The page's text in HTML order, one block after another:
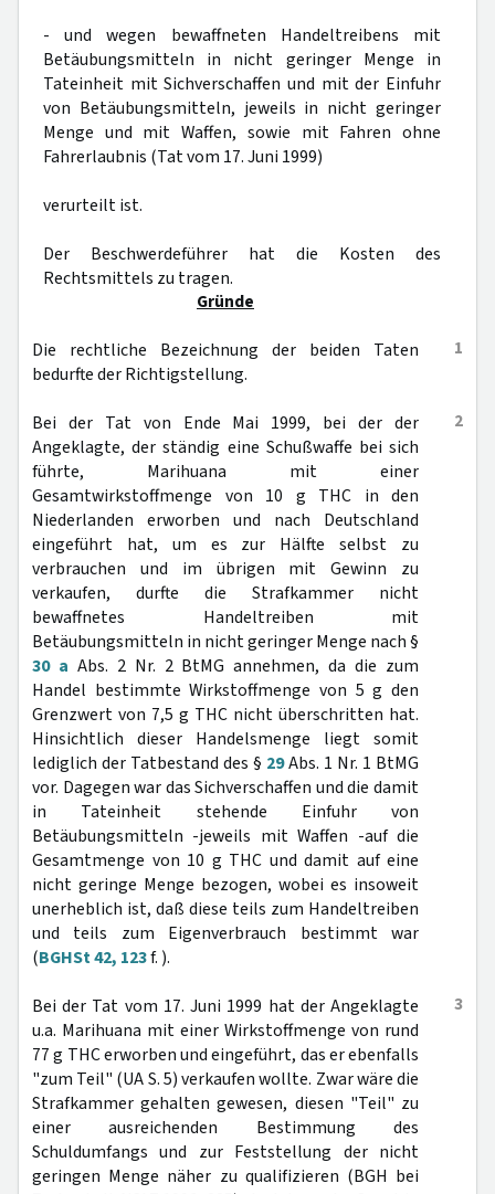
- und wegen bewaffneten Handeltreibens mit
Betäubungsmitteln in nicht geringer Menge in
Tateinheit mit Sichverschaffen und mit der Einfuhr
von Betäubungsmitteln, jeweils in nicht geringer
Menge und mit Waffen, sowie mit Fahren ohne
Fahrerlaubnis (Tat vom 17. Juni 1999)
verurteilt ist.
Der Beschwerdeführer hat die Kosten des
Rechtsmittels zu tragen.
Gründe
1
Die rechtliche Bezeichnung der beiden Taten
bedurfte der Richtigstellung.
2
Bei der Tat von Ende Mai 1999, bei der der
Angeklagte, der ständig eine Schußwaffe bei sich
führte, Marihuana mit einer
Gesamtwirkstoffmenge von 10 g THC in den
Niederlanden erworben und nach Deutschland
eingeführt hat, um es zur Hälfte selbst zu
verbrauchen und im übrigen mit Gewinn zu
verkaufen, durfte die Strafkammer nicht
bewaffnetes Handeltreiben mit
Betäubungsmitteln in nicht geringer Menge nach §
30 a Abs. 2 Nr. 2 BtMG annehmen, da die zum
Handel bestimmte Wirkstoffmenge von 5 g den
Grenzwert von 7,5 g THC nicht überschritten hat.
Hinsichtlich dieser Handelsmenge liegt somit
lediglich der Tatbestand des § 29Abs. 1 Nr. 1 BtMG
vor. Dagegen war das Sichverschaffen und die damit
in Tateinheit stehende Einfuhr von
Betäubungsmitteln -jeweils mit Waffen -auf die
Gesamtmenge von 10 g THC und damit auf eine
nicht geringe Menge bezogen, wobei es insoweit
unerheblich ist, daß diese teils zum Handeltreiben
und teils zum Eigenverbrauch bestimmt war
(BGHSt 42, 123f. ).
3
Bei der Tat vom 17. Juni 1999 hat der Angeklagte
u.a. Marihuana mit einer Wirkstoffmenge von rund
77 g THC erworben und eingeführt, das er ebenfalls
"zum Teil" (UA S. 5) verkaufen wollte. Zwar wäre die
Strafkammer gehalten gewesen, diesen "Teil" zu
einer ausreichenden Bestimmung des
Schuldumfangs und zur Feststellung der nicht
geringen Menge näher zu qualifizieren (BGH bei